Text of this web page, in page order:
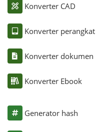
Konverter CAD
Konverter perangkat
Konverter dokumen
Konverter Ebook
Generator hash